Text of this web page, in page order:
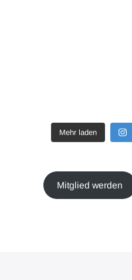
Mehr laden
Mitglied werden